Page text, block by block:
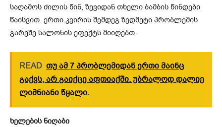
საღამოს ძილის წინ, ზევიდან თხელი ბამბის წინდები
წაისვით. ერთი კვირის შემდეგ ზედმეტი პრობლემის
გარეშე სალონის ეფექტს მიიღებთ.
READ თუ ამ 7 პრობლემიდან ერთი მაინც
გაქვს, არ გაიქცე აფთიაქში. უბრალოდ დალიე
ლიმნიანი წყალი.
ხელების ნიღაბი